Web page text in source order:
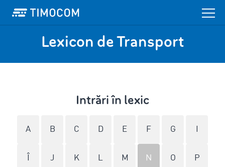
Lexicon de Transport
Intrări în lexic
A B C D E F G
J K L M N O P